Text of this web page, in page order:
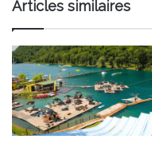
Articles similaires